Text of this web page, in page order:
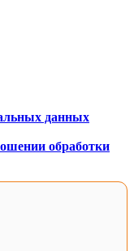
данных
обработки